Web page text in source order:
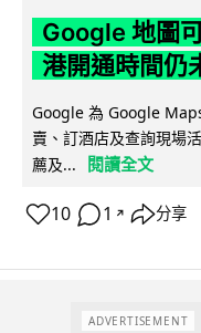
Google 地圖
港開通時間仍
Google 為 Google
賣、訂酒店及查詢現場
薦及...
閱讀全文
10 1 ↗ 分享
ADVERTISEMENT